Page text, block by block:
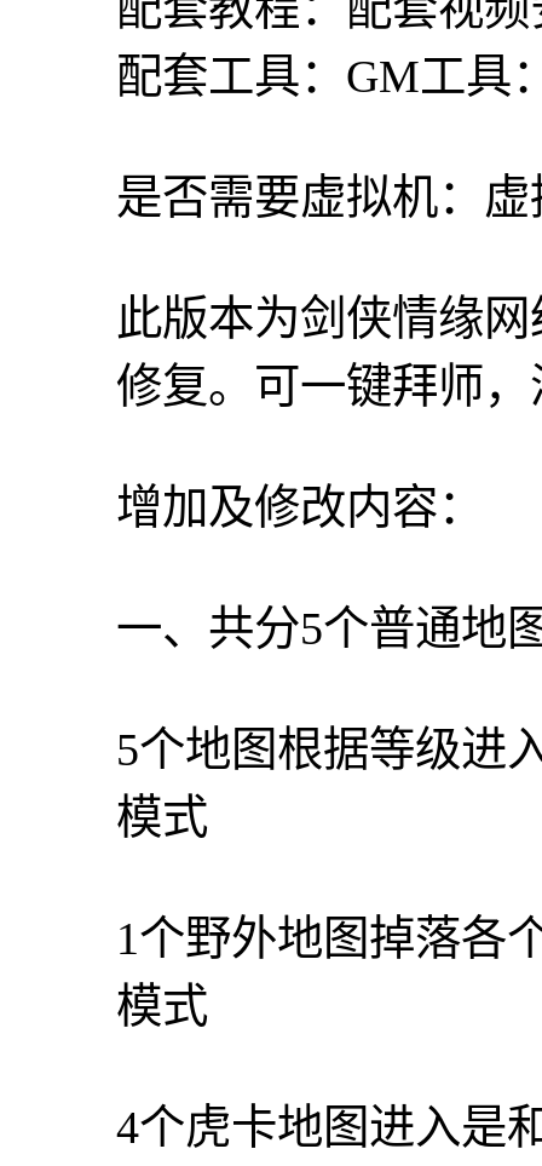
配套工具：GM工
是否需要虚拟机：
此版本为剑侠情缘
修复。可一键拜师
增加及修改内容：
一、共分5个普通地
5个地图根据等级进
模式
1个野外地图掉落各
模式
4个虎卡地图进入是